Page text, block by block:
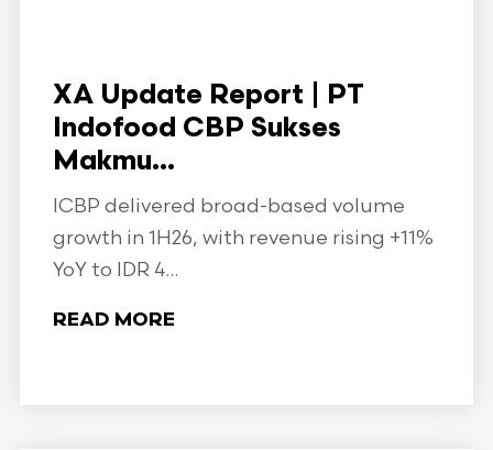
XA Update Report | PT
Indofood CBP Sukses
Makmu...
ICBP delivered broad-based volume
growth in 1H26, with revenue rising +11%
YoY to IDR 4...
READ MORE